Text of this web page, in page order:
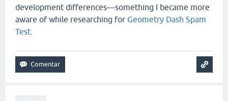
development differences—something I became more
aware of while researching for Geometry Dash Spam
Test